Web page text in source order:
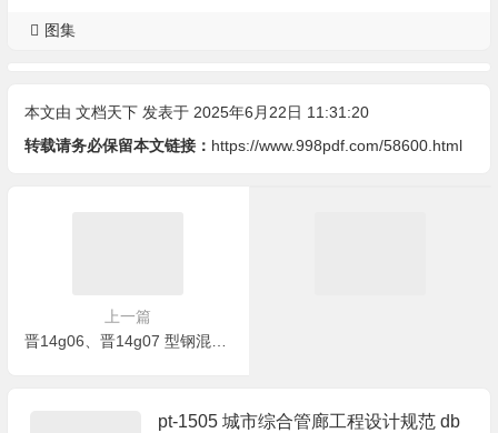
图集
本文由 文档天下发表于 2025年6月22日 11:31:20
转载请务必保留本文链接： https://www.998pdf.com/58600.html
上一篇
pt-1505 城市综合管廊工程设计规范 db